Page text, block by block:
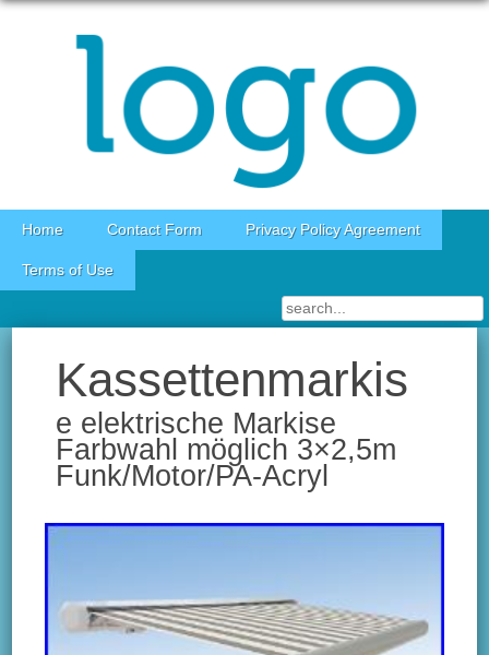
Skip to content
Home Contact Form Privacy Policy Agreement
Terms of Use
Kassettenmarkis
e elektrische Markise
Farbwahl möglich 3×2,5m
Funk/Motor/PA-Acryl